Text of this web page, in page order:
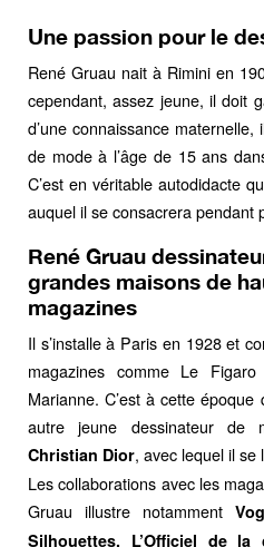
Une passion pour le
René Gruau nait à Rimini en
cependant, assez jeune, il doit
d’une connaissance
de mode à l’âge de 15 ans
C’est en véritable autodidacte
auquel il se consacrera pendant
René Gruau
grandes maisons de
magazines
Il s’installe à Paris en 1928 et
magazines comme Le
Marianne. C’est à cette époque
autre jeune dessinateur de
Christian Dior, avec lequel il se
Les collaborations avec les
Gruau illustre notamment
Silhouettes, L’Officiel de la